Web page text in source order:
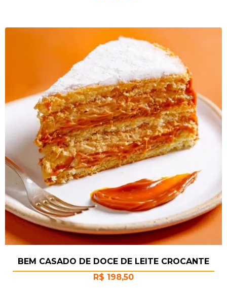
BEM CASADO DE DOCE DE LEITE CROCANTE
R$ 198,50